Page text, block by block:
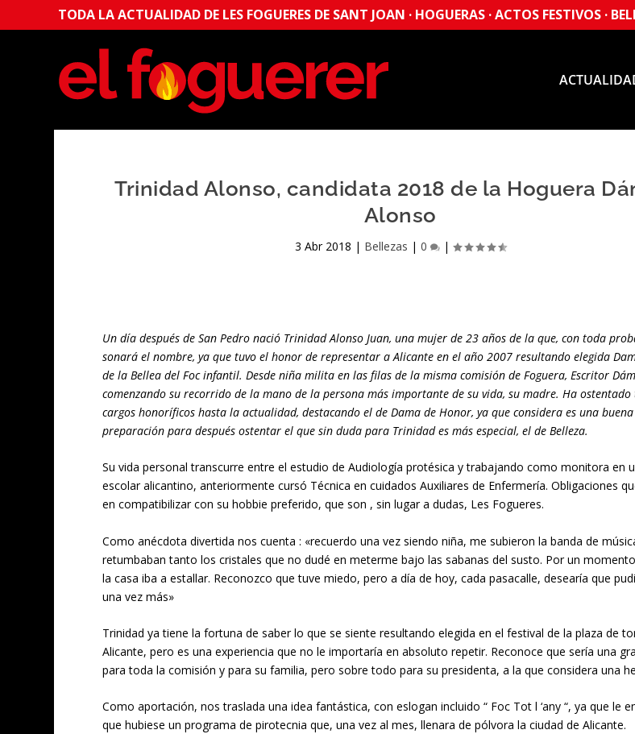
TODA LA ACTUALIDAD DE LES FOGUERES DE SANT JOAN · HOGUERAS · ACTOS FESTIVOS ·
Trinidad Alonso, candidata 2018 de la Hoguera
Alonso
3 Abr 2018 | Bellezas | 0 |
Un día después de San Pedro nació Trinidad Alonso Juan, una mujer de 23 años de la que, con toda
sonará el nombre, ya que tuvo el honor de representar a Alicante en el año 2007 resultando elegida
de la Bellea del Foc infantil. Desde niña milita en las filas de la misma comisión de Foguera, Escritor
comenzando su recorrido de la mano de la persona más importante de su vida, su madre. Ha ostentado
cargos honoríficos hasta la actualidad, destacando el de Dama de Honor, ya que considera es una buena
preparación para después ostentar el que sin duda para Trinidad es más especial, el de Belleza.
Su vida personal transcurre entre el estudio de Audiología protésica y trabajando como monitora en
escolar alicantino, anteriormente cursó Técnica en cuidados Auxiliares de Enfermería. Obligaciones
en compatibilizar con su hobbie preferido, que son , sin lugar a dudas, Les Fogueres.
Como anécdota divertida nos cuenta : «recuerdo una vez siendo niña, me subieron la banda de
retumbaban tanto los cristales que no dudé en meterme bajo las sabanas del susto. Por un
la casa iba a estallar. Reconozco que tuve miedo, pero a día de hoy, cada pasacalle, desearía que
una vez más»
Trinidad ya tiene la fortuna de saber lo que se siente resultando elegida en el festival de la plaza de
Alicante, pero es una experiencia que no le importaría en absoluto repetir. Reconoce que sería una
para toda la comisión y para su familia, pero sobre todo para su presidenta, a la que considera una
Como aportación, nos traslada una idea fantástica, con eslogan incluido “ Foc Tot l ‘any “, ya que le
que hubiese un programa de pirotecnia que, una vez al mes, llenara de pólvora la ciudad de Alicante.